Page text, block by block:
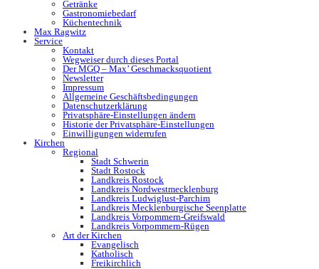
Getränke
Gastronomiebedarf
Küchentechnik
Max Ragwitz
Service
Kontakt
Wegweiser durch dieses Portal
Der MGQ – Max’ Geschmacksquotient
Newsletter
Impressum
Allgemeine Geschäftsbedingungen
Datenschutzerklärung
Privatsphäre-Einstellungen ändern
Historie der Privatsphäre-Einstellungen
Einwilligungen widerrufen
Kirchen
Regional
Stadt Schwerin
Stadt Rostock
Landkreis Rostock
Landkreis Nordwestmecklenburg
Landkreis Ludwiglust-Parchim
Landkreis Mecklenburgische Seenplatte
Landkreis Vorpommern-Greifswald
Landkreis Vorpommern-Rügen
Art der Kirchen
Evangelisch
Katholisch
Freikirchlich